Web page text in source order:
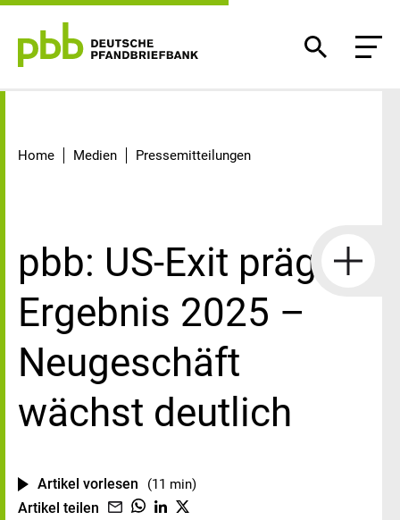
Home Medien Pressemitteilungen
pbb: US-Exit prägt
Ergebnis 2025 –
Neugeschäft
wächst deutlich
Artikel vorlesen (11 min)
Artikel teilen